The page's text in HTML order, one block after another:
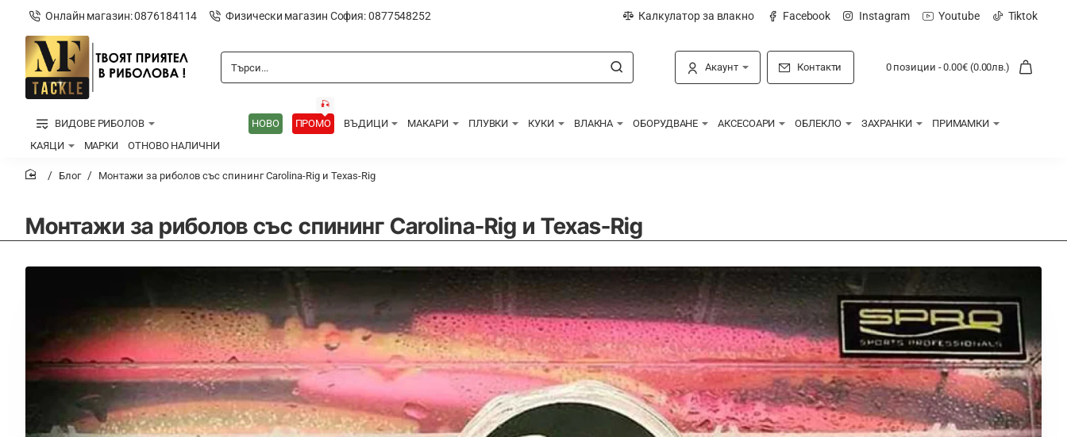
Онлайн магазин: 0876184114 Физически магазин София: 0877548252 Калкулатор за влакно Facebook Instagram Youtube Tiktok
Търси... Акаунт Контакти 0 позиции - 0.00€ (0.00лв.)
ВИДОВЕ РИБОЛОВ НОВО ПРОМО
🎣
ВЪДИЦИ МАКАРИ ПЛУВКИ КУКИ ВЛАКНА ОБОРУДВАНЕ АКСЕСОАРИ ОБЛЕКЛО ЗАХРАНКИ
ПРИМАМКИ
КАЯЦИ
МАРКИ ОТНОВО НАЛИЧНИ
Монтажи за риболов със спининг Carolina-Rig и Texas-Rig
Блог Монтажи за риболов със спининг Carolina-Rig и Texas-Rig